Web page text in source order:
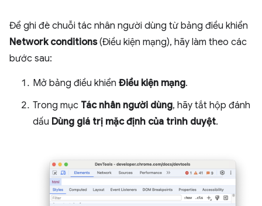
Để ghi đè chuỗi tác nhân người dùng từ bảng điều khiển
Network conditions(Điều kiện mạng), hãy làm theo các
bước sau:
Mở bảng điều khiển Điều kiện mạng.
Trong mục Tác nhân người dùng, hãy tắt hộp đánh
dấu Dùng giá trị mặc định của trình duyệt.